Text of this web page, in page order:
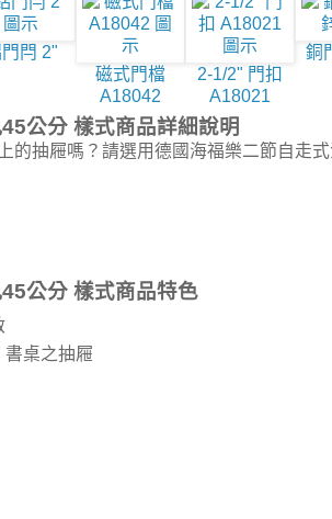
閂 2"
磁式門檔
A18042
2-1/2" 門扣
A18021
銅
公分 樣式商品詳細說明
的抽屜嗎？請選用德國海福樂二節自走
公分 樣式商品特色
書桌之抽屜